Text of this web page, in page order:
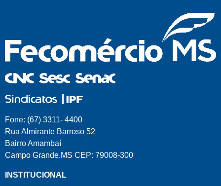
Fone: (67) 3311- 4400
Rua Almirante Barroso 52
Bairro Amambaí
Campo Grande.MS CEP: 79008-300
INSTITUCIONAL